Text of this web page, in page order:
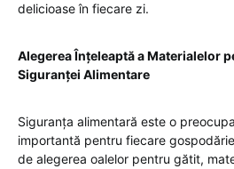
delicioase în fiecare zi.
Alegerea Înțeleaptă a Materialelor
Siguranței Alimentare
Siguranța alimentară este o
importantă pentru fiecare
de alegerea oalelor pentru gătit,